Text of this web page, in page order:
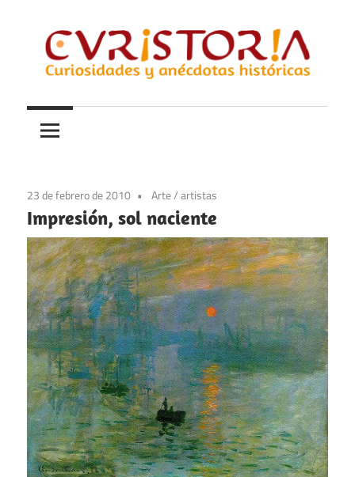
contenido
Curistoria
y
anécdotas
historia
23 de febrero de 2010 Arte/artistas
Impresión, sol naciente